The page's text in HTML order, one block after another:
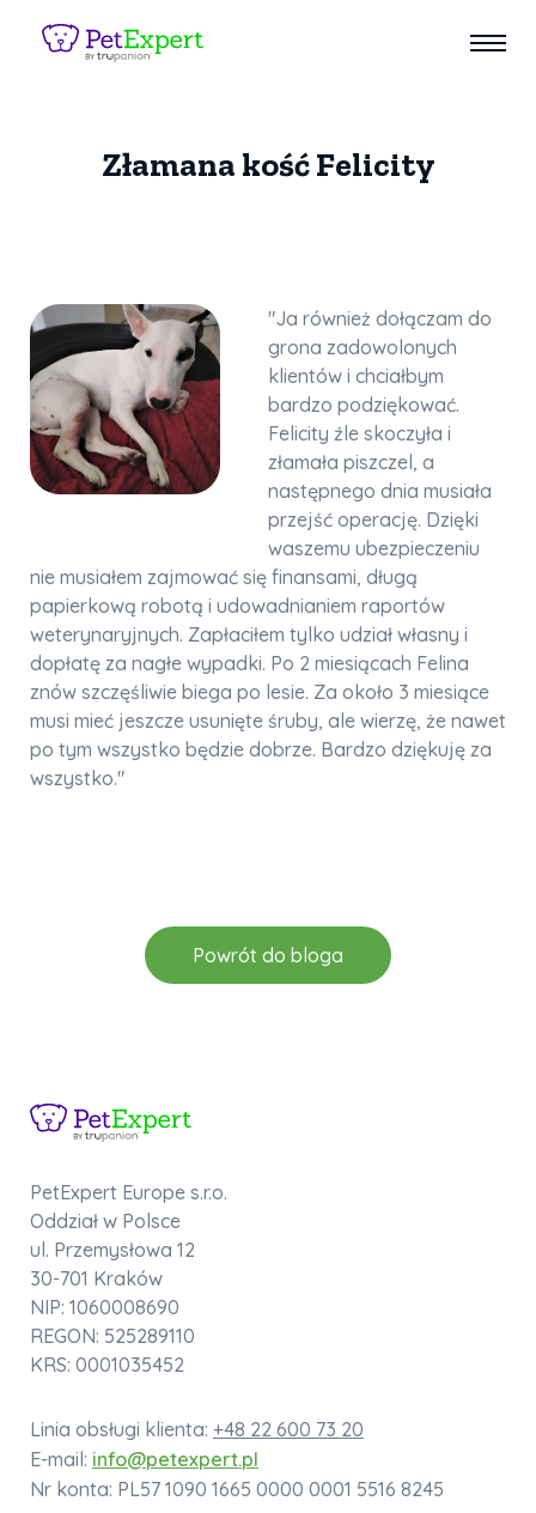
Złamana kość Felicity
"Ja również dołączam do
grona zadowolonych
klientów i chciałbym
bardzo podziękować.
Felicity źle skoczyła i
złamała piszczel, a
następnego dnia musiała
przejść operację. Dzięki
waszemu ubezpieczeniu
nie musiałem zajmować się finansami, długą
papierkową robotą i udowadnianiem raportów
weterynaryjnych. Zapłaciłem tylko udział własny i
dopłatę za nagłe wypadki. Po 2 miesiącach Felina
znów szczęśliwie biega po lesie. Za około 3 miesiące
musi mieć jeszcze usunięte śruby, ale wierzę, że nawet
po tym wszystko będzie dobrze. Bardzo dziękuję za
wszystko."
Powrót do bloga
PetExpert Europe s.r.o.
Oddział w Polsce
ul. Przemysłowa 12
30-701 Kraków
NIP: 1060008690
REGON: 525289110
KRS: 0001035452
Linia obsługi klienta: +48 22 600 73 20
E-mail: info@petexpert.pl
Nr konta: PL57 1090 1665 0000 0001 5516 8245